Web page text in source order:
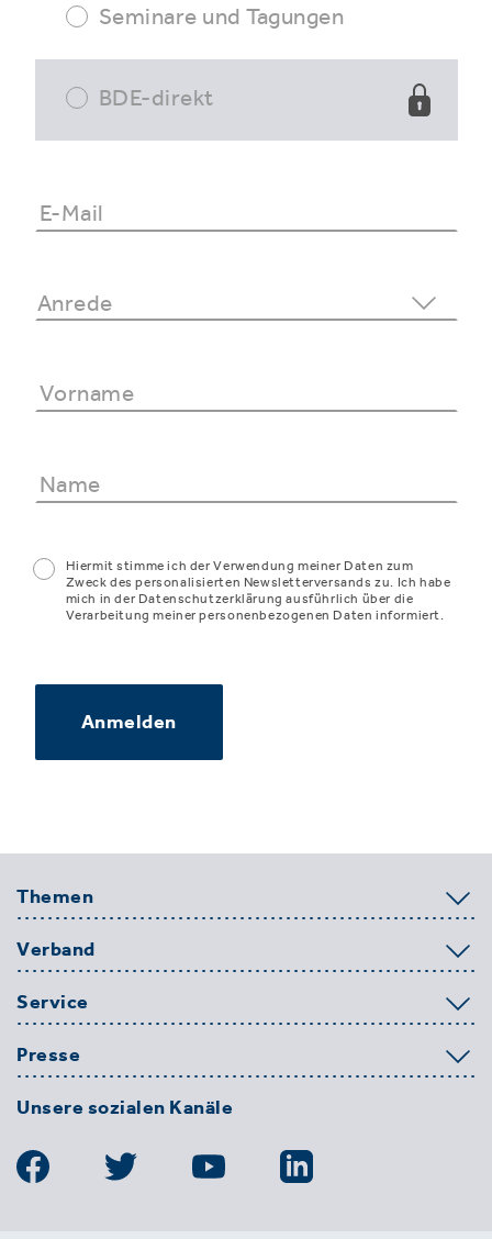
Seminare und Tagungen
BDE-direkt
Hiermit stimme ich der Verwendung meiner Daten zum
Zweck des personalisierten Newsletterversands zu. Ich habe
mich in der Datenschutzerklärung ausführlich über die
Verarbeitung meiner personenbezogenen Daten informiert.
Anmelden
Themen
Verband
Service
Presse
Unsere sozialen Kanäle